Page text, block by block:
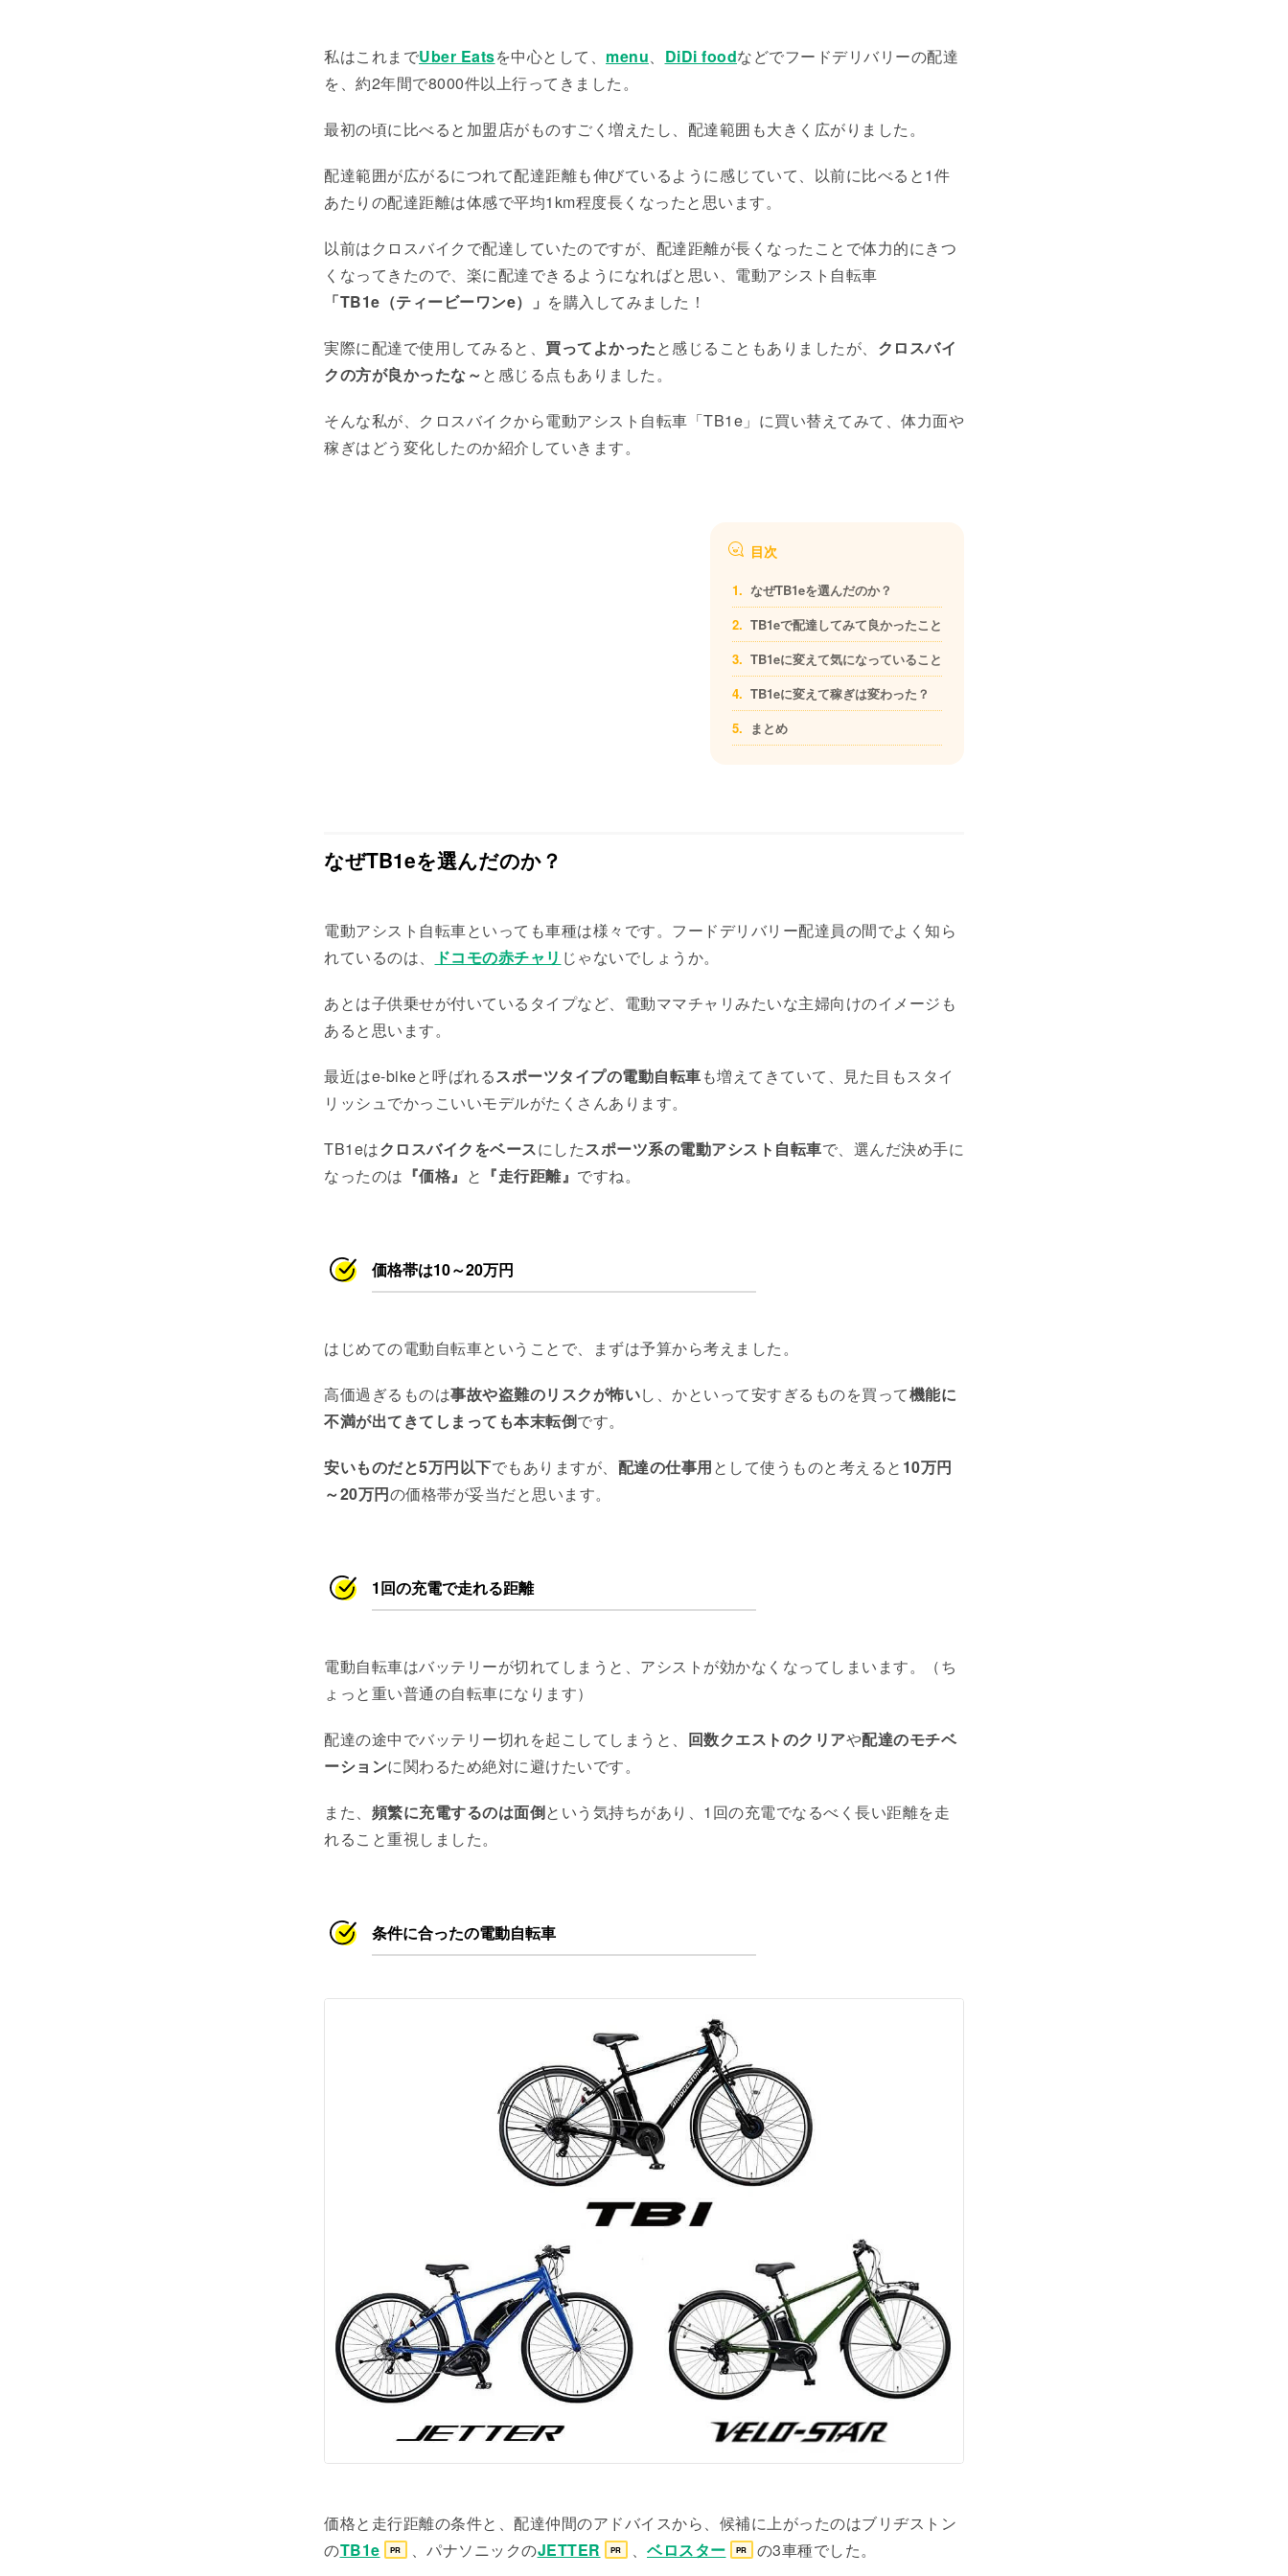
私はこれまでUber Eatsを中心として、 menu DiDi foodなどでフードデリバリーの配達
を、約2年間で8000件以上行ってきました。
最初の頃に比べると加盟店がものすごく増えたし、配達範囲も大きく広がりました。
配達範囲が広がるにつれて配達距離も伸びているように感じていて、以前に比べると1件
あたりの配達距離は体感で平均1km程度長くなったと思います。
以前はクロスバイクで配達していたのですが、配達距離が長くなったことで体力的にきつ
くなってきたので、楽に配達できるようになればと思い、電動アシスト自転車
「TB1e（ティービーワンe）」 を購入してみました！
実際に配達で使用してみると、 買ってよかったと感じることもありましたが、 クロスバイ
クの方が良かったな～と感じる点もありました。
そんな私が、クロスバイクから電動アシスト自転車「TB1e」に買い替えてみて、体力面や
稼ぎはどう変化したのか紹介していきます。
目次
なぜTB1eを選んだのか？
TB1eで配達してみて良かったこと
TB1eに変えて気になっていること
TB1eに変えて稼ぎは変わった？
まとめ
なぜTB1eを選んだのか？
電動アシスト自転車といっても車種は様々です。フードデリバリー配達員の間でよく知ら
れているのは、
ドコモの赤チャリ じゃないでしょうか。
あとは子供乗せが付いているタイプなど、電動ママチャリみたいな主婦向けのイメージも
あると思います。
最近はe-bikeと呼ばれるスポーツタイプの電動自転車も増えてきていて、見た目もスタイ
リッシュでかっこいいモデルがたくさんあります。
TB1eはクロスバイクをベースにしたスポーツ系の電動アシスト自転車で、選んだ決め手に
なったのは 『価格』 と 『走行距離』 ですね。
価格帯は10～20万円
はじめての電動自転車ということで、まずは予算から考えました。
高価過ぎるものは事故や盗難のリスクが怖いし、かといって安すぎるものを買って機能に
不満が出てきてしまっても本末転倒です。
安いものだと5万円以下でもありますが、 配達の仕事用として使うものと考えると 10万円
～20万円の価格帯が妥当だと思います。
1回の充電で走れる距離
電動自転車はバッテリーが切れてしまうと、アシストが効かなくなってしまいます。（ち
ょっと重い普通の自転車になります）
配達の途中でバッテリー切れを起こしてしまうと、 回数クエストのクリアや配達のモチベ
ーションに関わるため絶対に避けたいです。
また、 頻繁に充電するのは面倒という気持ちがあり、1回の充電でなるべく長い距離を走
れること重視しました。
条件に合ったの電動自転車
価格と走行距離の条件と、配達仲間のアドバイスから、候補に上がったのはブリヂストン
のTB1e PR 、パナソニックのJETTER PR 、 ベロスター PR の3車種でした。